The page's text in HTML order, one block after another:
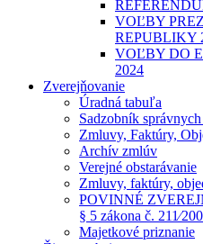
VOĽBY
REPUBLIKY
VOĽBY DO
2024
Zverejňovanie
Úradná tabuľa
Sadzobník
Zmluvy, Faktúry,
Archív zmlúv
Verejné obstarávanie
Zmluvy, faktúry,
POVINNÉ
§ 5 zákona č.
Majetkové priznanie